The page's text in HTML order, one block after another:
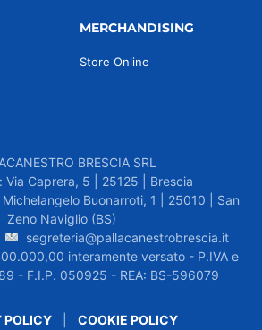
MERCHANDISING
Store Online
BRESCIA SRL
Via Caprera, 5 | 25125 | Brescia
Buonarroti, 1 | 25010 | San
Zeno Naviglio (BS)
segreteria@pallacanestrobrescia.it
interamente versato - P.IVA e
- F.I.P. 050925 - REA: BS-596079
POLICY| COOKIE POLICY